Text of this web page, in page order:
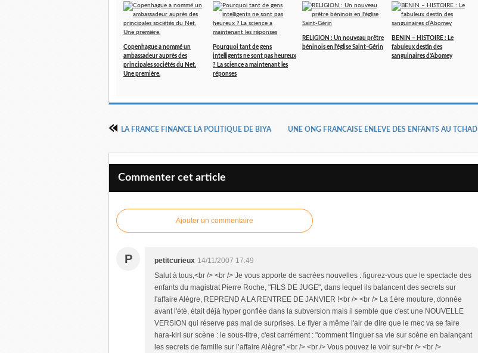
Copenhague a nommé un
ambassadeur auprès des
principales sociétés du Net.
Une première.
Pourquoi tant de gens
intelligents ne sont pas heureux
? La science a maintenant les
réponses
RELIGION : Un nouveau prêtre
béninois en l'église Saint-Gérin
BENIN – HISTOIRE : Le
fabuleux destin des
sanguinaires d’Abomey
LA FRANCE FINANCE LA POLITIQUE DE BIYA UNE ONG FRANCAISE ENLEVE DES ENFANTS AU TCHAD
Commenter cet article
Ajouter un commentaire
P petitcurieux 14/11/2007 17:49
Salut à tous,<br /> <br /> Je vous apporte de sacrées nouvelles : figurez-vous que le spectacle des
enfants du magistrat Pierre Roche, "FILS DE JUGE", dans lequel ils balancent des secrets sur
l'affaire Alègre, REPREND A LA RENTREE DE JANVIER !<br /> <br /> La 1ère mouture, donnée
avant l'été, était déjà hyper gonflée dans la subversion mais il semble que c'est une NOUVELLE
VERSION qui réserve pas mal de surprises. Le flyer a même l'air de dire que le mec va se faire
hara-kiri sur scène : le sous-titre, c'est carrément : "comment flinguer sa vie sur scène en balançant
les secrets de famille sur l’affaire Alègre".<br /> <br /> Vous pouvez le voir sur<br /> <br />